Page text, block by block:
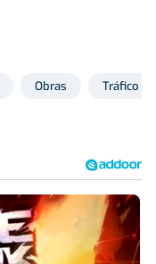
Obras Tráfico